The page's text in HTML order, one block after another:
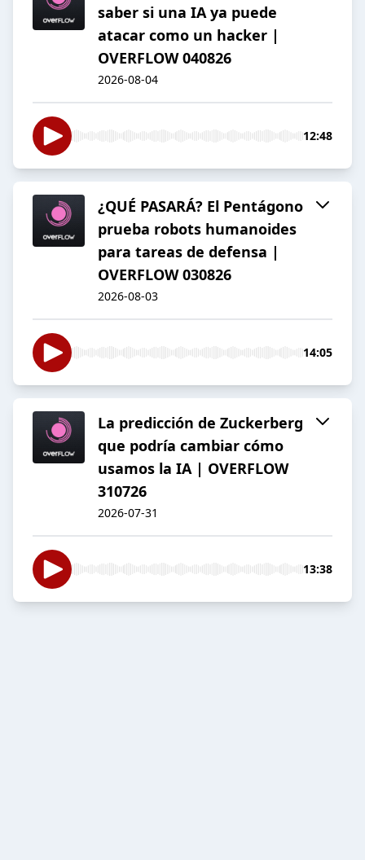
saber si una IA ya puede
atacar como un hacker |
OVERFLOW 040826
2026-08-04
12:48
¿QUÉ PASARÁ? El Pentágono
prueba robots humanoides
para tareas de defensa |
OVERFLOW 030826
2026-08-03
14:05
La predicción de Zuckerberg
que podría cambiar cómo
usamos la IA | OVERFLOW
310726
2026-07-31
13:38